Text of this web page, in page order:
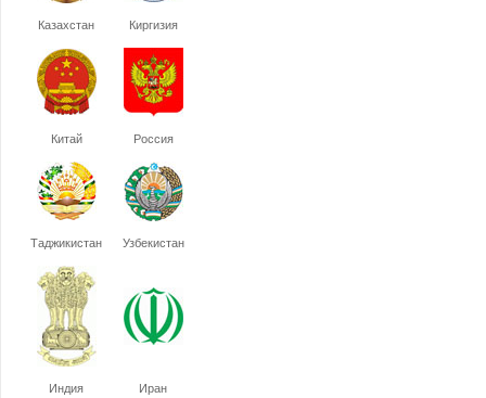
Казахстан Киргизия
Китай Россия
Таджикистан Узбекистан
Индия Иран